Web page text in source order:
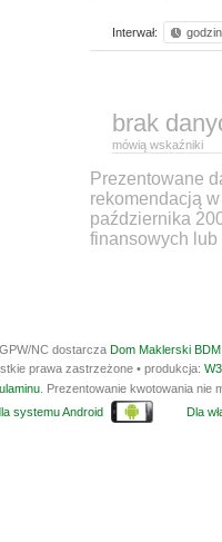
Interwał:
brak
mówią wskaźniki
Prezentowane
rekomendacją
października
finansowych lub
NC dostarcza Dom Maklerski
prawa zastrzeżone • produkcja:
. Prezentowanie kwotowania
systemu Android Dla